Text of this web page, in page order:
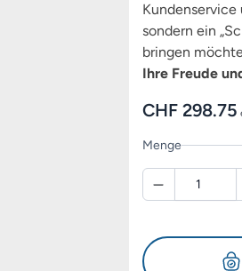
Kundenservice
sondern ein
bringen
Ihre Freude
CHF298.75
Menge